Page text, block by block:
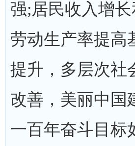
强;居民收入增
劳动生产率提高
提升，多层次社
改善，美丽中国
一百年奋斗目标